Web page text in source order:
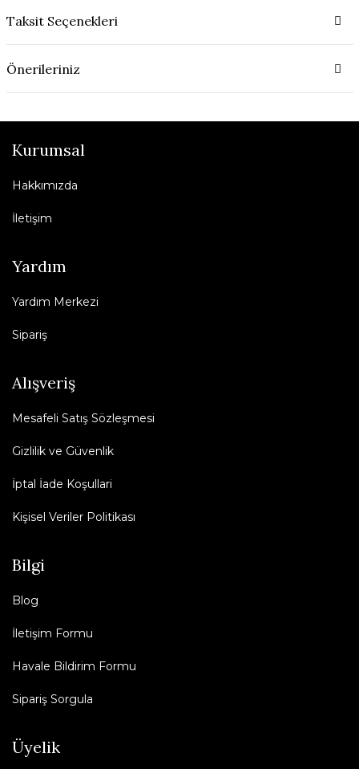
Taksit Seçenekleri
Önerileriniz
Kurumsal
Hakkımızda
İletişim
Yardım
Yardım Merkezi
Sipariş
Alışveriş
Mesafeli Satış Sözleşmesi
Gizlilik ve Güvenlik
İptal İade Koşullari
Kişisel Veriler Politikası
Bilgi
Blog
İletişim Formu
Havale Bildirim Formu
Sipariş Sorgula
Üyelik